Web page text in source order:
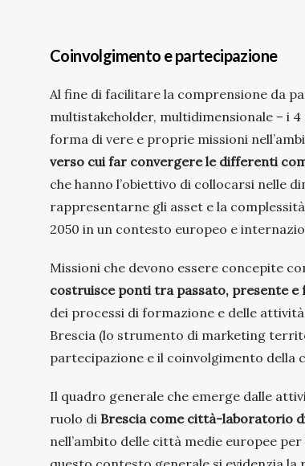
Coinvolgimento e partecipazione
Al fine di facilitare la comprensione da
multistakeholder, multidimensionale – i
forma di vere e proprie missioni
verso cui far convergere le differenti
che hanno l’obiettivo di collocarsi nelle
rappresentarne gli asset e la
2050 in un contesto europeo e
Missioni che devono essere concepite
costruisce ponti tra passato, presente e
dei processi di formazione e delle
Brescia (lo strumento di marketing
partecipazione e il coinvolgimento della
Il quadro generale che emerge dalle
ruolo di Brescia come città-laboratorio
nell’ambito delle città medie europee